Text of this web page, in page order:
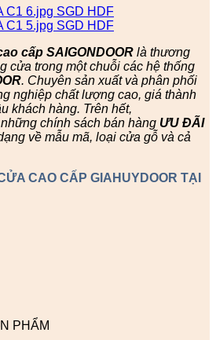
cấp SAIGONDOOR là thương
cửa trong một chuỗi các hệ thống
. Chuyên sản xuất và phân phối
nghiệp chất lượng cao, giá thành
khách hàng. Trên hết,
chính sách bán hàng ƯU ĐÃI
về mẫu mã, loại cửa gỗ và cả
CAO CẤP GIAHUYDOOR TẠI
PHẨM